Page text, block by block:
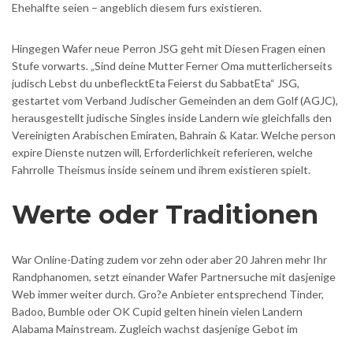
Ehehalfte seien – angeblich diesem furs existieren.
Hingegen Wafer neue Perron JSG geht mit Diesen Fragen einen
Stufe vorwarts. „Sind deine Mutter Ferner Oma mutterlicherseits
judisch Lebst du unbeflecktEta Feierst du SabbatEta“ JSG,
gestartet vom Verband Judischer Gemeinden an dem Golf (AGJC),
herausgestellt judische Singles inside Landern wie gleichfalls den
Vereinigten Arabischen Emiraten, Bahrain & Katar.Welche person
expire Dienste nutzen will, Erforderlichkeit referieren, welche
Fahrrolle Theismus inside seinem und ihrem existieren spielt.
Werte oder Traditionen
War Online-Dating zudem vor zehn oder aber 20 Jahren mehr Ihr
Randphanomen, setzt einander Wafer Partnersuche mit dasjenige
Web immer weiter durch. Gro?e Anbieter entsprechend Tinder,
Badoo, Bumble oder OK Cupid gelten hinein vielen Landern
Alabama Mainstream. Zugleich wachst dasjenige Gebot im